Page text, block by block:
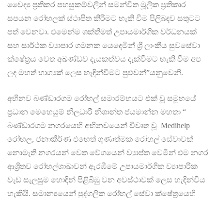
වෛද්‍ය ප්‍රතිකර පහසුකම්වලින් සමන්විත මූලික ප්‍රතිකාර
සපයන රෝහලක් ස්ථාපිත කිරීමට හැකි වීම පිලිබඳව සතුටට
පත් වෙනවා. එමෙන්ම ශක්තිමත් උපායමාර්ගික වර්ධනයක්
සහ සාර්ථක ව්‍යාපාර ගමනක යෙදෙමින් ශ්‍රී ලාංකීය සුවසේවා
ක්ෂේත්‍රය වෙත අඛණ්ඩව දැයකත්වය දැක්වීමට හැකි වීම අප
ලද මහත් භාග්‍යක් ලෙස හැඳින්වීමට පුළුවන්”යනුවෙනි.
අභිනව බණ්ඩාරගම රෝහල් සමාරම්භයට එක් වූ සමූහයේ
ප්‍රධාන මෙහෙයුම් නිලධාරී නිශාන්ත ජයමාන්න මහතා “
බණ්ඩාරගම නගරයෙහි අභිනවයෙන් විවෘත වූ Medihelp
රෝහල, ජනාකීර්ණ එහෙත් ගුණාත්මක රෝහල් සේවාවක්
නොමැති නගරයන් වෙත වේගයෙන් ව්‍යාප්ත වෙමින් එම නගර
ආශ්‍රිතව රෝහල්ශාඛාවන් ඇරඹීමේ උපායමාර්ගික ව්‍යාපාරික
වැඩ සැලසුම හොඳින් පිළිබිඹු වන අවස්ථාවක් ලෙස හැඳින්විය
හැකියි. සමාන්‍යයෙන් පුද්ගලික රෝහල් සේවා ක්ෂේත්‍රයෙහි